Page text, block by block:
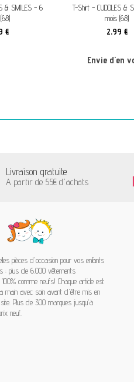
& SMILES - 6
€
T-Shirt - CUDDLES &
mois (68)
2,99 €
Envie d'en
Livraison gratuite
A partir de 55€ d'achats
pièces d'occasion pour vos enfants
: plus de 6.000 vêtements
comme neufs! Chaque article est
main avec soin avant d'être mis en
site. Plus de 300 marques jusqu'à
neuf.